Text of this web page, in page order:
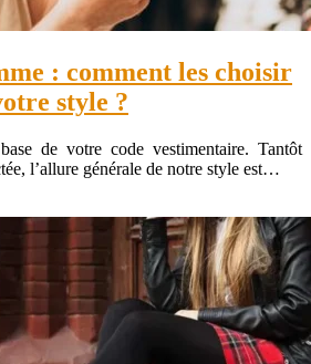
: comment les choisir
style ?
de votre code vestimentaire. Tantôt
l’allure générale de notre style est…